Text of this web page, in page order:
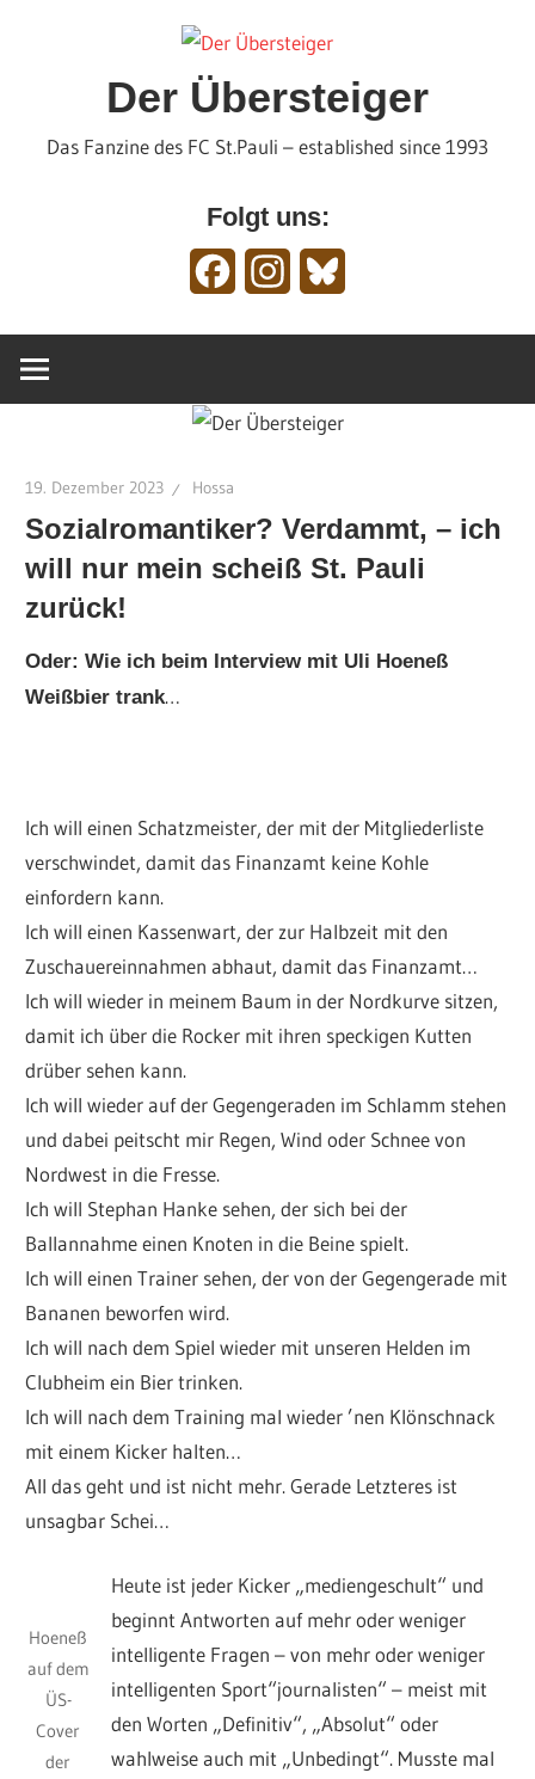
Der Übersteiger
Das Fanzine des FC St.Pauli – established since 1993
Folgt uns:
FacebookInstagram
19. Dezember 2023 Hossa
Sozialromantiker? Verdammt, – ich
will nur mein scheiß St. Pauli
zurück!
Oder: Wie ich beim Interview mit Uli Hoeneß
Weißbier trank…
Ich will einen Schatzmeister, der mit der Mitgliederliste
verschwindet, damit das Finanzamt keine Kohle
einfordern kann.
Ich will einen Kassenwart, der zur Halbzeit mit den
Zuschauereinnahmen abhaut, damit das Finanzamt…
Ich will wieder in meinem Baum in der Nordkurve sitzen,
damit ich über die Rocker mit ihren speckigen Kutten
drüber sehen kann.
Ich will wieder auf der Gegengeraden im Schlamm stehen
und dabei peitscht mir Regen, Wind oder Schnee von
Nordwest in die Fresse.
Ich will Stephan Hanke sehen, der sich bei der
Ballannahme einen Knoten in die Beine spielt.
Ich will einen Trainer sehen, der von der Gegengerade mit
Bananen beworfen wird.
Ich will nach dem Spiel wieder mit unseren Helden im
Clubheim ein Bier trinken.
Ich will nach dem Training mal wieder ’nen Klönschnack
mit einem Kicker halten…
All das geht und ist nicht mehr. Gerade Letzteres ist
unsagbar Schei…
Hoeneß
auf dem
ÜS-
Cover
der
Heute ist jeder Kicker „mediengeschult“ und
beginnt Antworten auf mehr oder weniger
intelligente Fragen – von mehr oder weniger
intelligenten Sport“journalisten“ – meist mit
den Worten „Definitiv“, „Absolut“ oder
wahlweise auch mit „Unbedingt“. Musste mal